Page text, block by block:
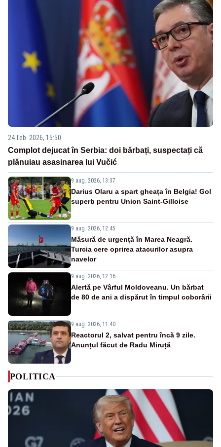
24 feb. 2026, 15:50
Complot dejucat în Serbia: doi bărbați, suspectați că
plănuiau asasinarea lui Vučić
9 aug. 2026, 13:37
Darius Olaru a spart gheața în Belgia! Gol
superb pentru Union Saint-Gilloise
9 aug. 2026, 12:45
Măsură de urgență în Marea Neagră.
Turcia cere oprirea atacurilor asupra
navelor
9 aug. 2026, 12:16
Alertă pe Vârful Moldoveanu. Un bărbat
de 80 de ani a dispărut în timpul coborârii
9 aug. 2026, 11:40
Reactorul 2, salvat pentru încă 9 zile.
Anunțul făcut de Radu Miruță
POLITICA